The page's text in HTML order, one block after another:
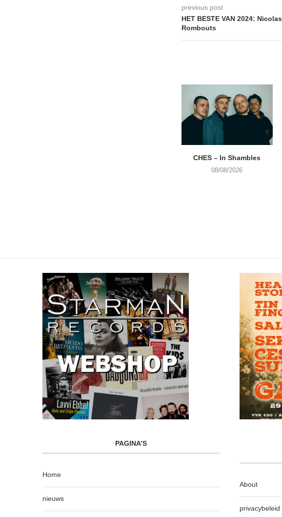
previous post
HET BESTE VAN 2024: Nicolas
Rombouts
CHES – In Shambles
08/08/2026
PAGINA’S
Home
nieuws
About
privacybeleid